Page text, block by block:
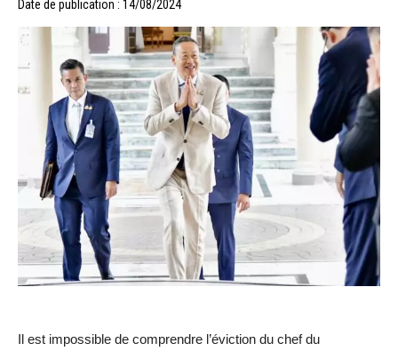
Date de publication : 14/08/2024
Il est impossible de comprendre l’éviction du chef du